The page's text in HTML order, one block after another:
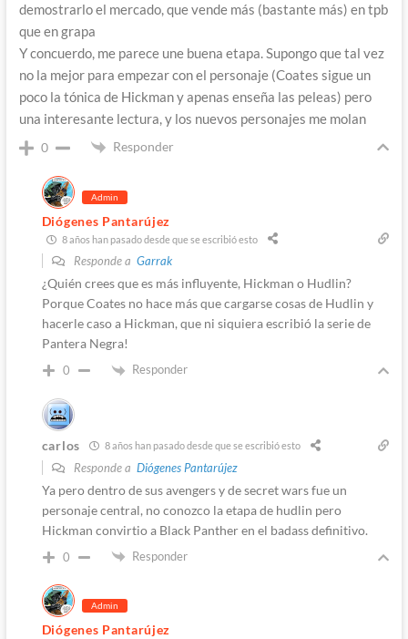
demostrarlo el mercado, que vende más (bastante más) en tpb
que en grapa
Y concuerdo, me parece une buena etapa. Supongo que tal vez
no la mejor para empezar con el personaje (Coates sigue un
poco la tónica de Hickman y apenas enseña las peleas) pero
una interesante lectura, y los nuevos personajes me molan
0 Responder
Admin
Diógenes Pantarújez
8 años han pasado desde que se escribió esto
Responde a Garrak
¿Quién crees que es más influyente, Hickman o Hudlin?
Porque Coates no hace más que cargarse cosas de Hudlin y
hacerle caso a Hickman, que ni siquiera escribió la serie de
Pantera Negra!
0 Responder
carlos 8 años han pasado desde que se escribió esto
Responde a Diógenes Pantarújez
Ya pero dentro de sus avengers y de secret wars fue un
personaje central, no conozco la etapa de hudlin pero
Hickman convirtio a Black Panther en el badass definitivo.
0 Responder
Admin
Diógenes Pantarújez